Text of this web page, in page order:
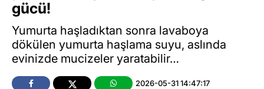
gücü!
Yumurta haşladıktan sonra lavaboya
dökülen yumurta haşlama suyu, aslında
evinizde mucizeler yaratabilir…
2026-05-31 14:47:17